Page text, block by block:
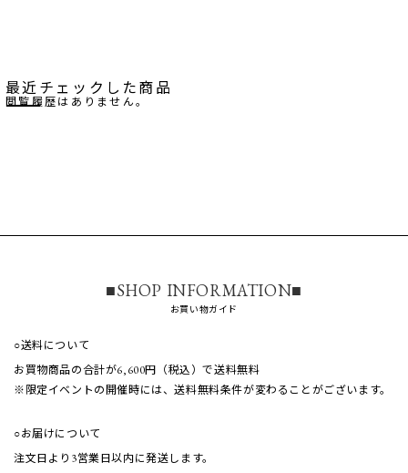
最近チェックした商品
閲覧履歴はありません。
■SHOP INFORMATION■
お買い物ガイド
○送料について
お買物商品の合計が6,600円（税込）で送料無料
※限定イベントの開催時には、送料無料条件が変わることがございます。
○お届けについて
注文日より3営業日以内に発送します。